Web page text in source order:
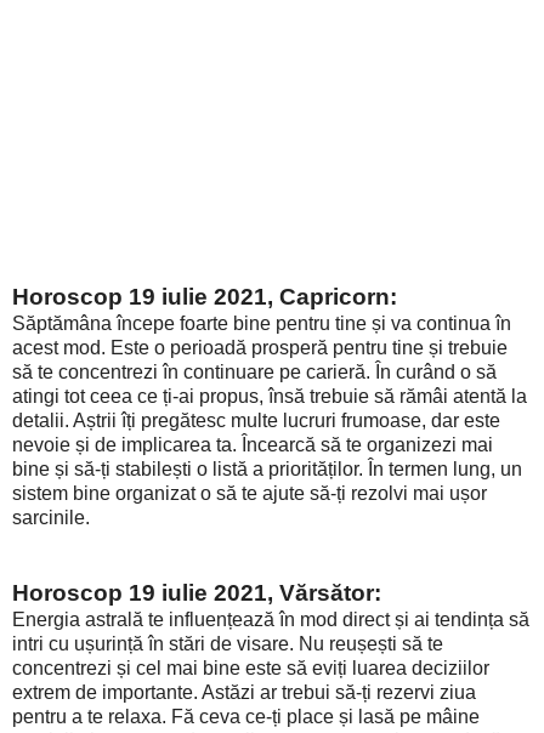
Horoscop 19 iulie 2021, Capricorn:
Săptămâna începe foarte bine pentru tine și va continua în
acest mod. Este o perioadă prosperă pentru tine și trebuie
să te concentrezi în continuare pe carieră. În curând o să
atingi tot ceea ce ți-ai propus, însă trebuie să rămâi atentă la
detalii. Aștrii îți pregătesc multe lucruri frumoase, dar este
nevoie și de implicarea ta. Încearcă să te organizezi mai
bine și să-ți stabilești o listă a priorităților. În termen lung, un
sistem bine organizat o să te ajute să-ți rezolvi mai ușor
sarcinile.
Horoscop 19 iulie 2021, Vărsător:
Energia astrală te influențează în mod direct și ai tendința să
intri cu ușurință în stări de visare. Nu reușești să te
concentrezi și cel mai bine este să eviți luarea deciziilor
extrem de importante. Astăzi ar trebui să-ți rezervi ziua
pentru a te relaxa. Fă ceva ce-ți place și lasă pe mâine